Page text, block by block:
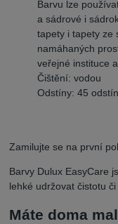
Barvu lze
a sádrové i
tapety i tapety ze
namáhaných
veřejné instituce
Čištění: vodou
Odstíny:45
Zamilujte se na první
Barvy Dulux EasyCare
lehké udržovat čistotu
Máte doma